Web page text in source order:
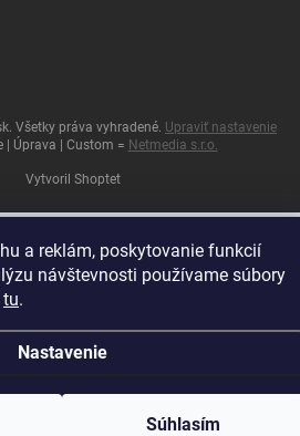
a reklám, poskytovanie funkcií
návštevnosti používame súbory
tu.
Nastavenie
Súhlasím
Vytvoril Shoptet
. Všetky práva vyhradené. Upraviť nastavenie
Úprava | Custom = Netmedia s.r.o.